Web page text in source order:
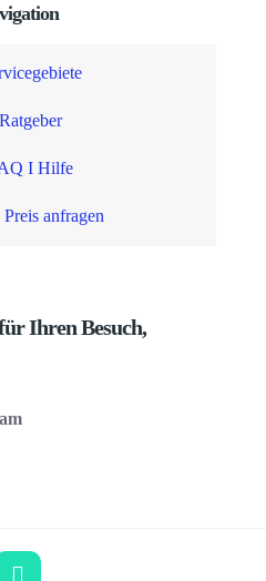
Ratgeber
I Hilfe
anfragen
Ihren Besuch,